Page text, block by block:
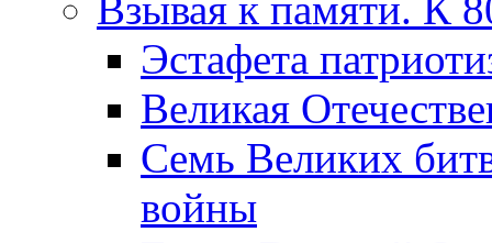
Эcтафета
Великая
Семь Великих
войны